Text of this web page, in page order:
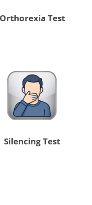
Orthorexia Test
Silencing Test